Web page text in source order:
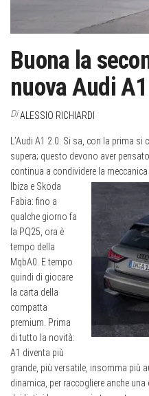
Buona la
nuova Audi A1
DiALESSIO RICHIARDI
L’Audi A1 2.0. Si sa, con la prima
supera; questo devono aver pensato
continua a condividere la
Ibiza e Skoda
Fabia: fino a
qualche giorno fa
la PQ25, ora è
tempo della
MqbA0. E tempo
quindi di giocare
la carta della
compatta
premium. Prima
di tutto la novità:
A1 diventa più
grande, più versatile, insomma più
dinamica, per raccogliere anche